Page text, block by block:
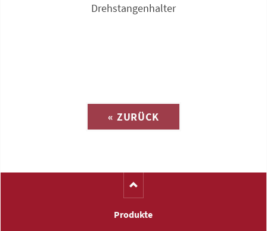
Drehstangenhalter
« ZURÜCK
Produkte